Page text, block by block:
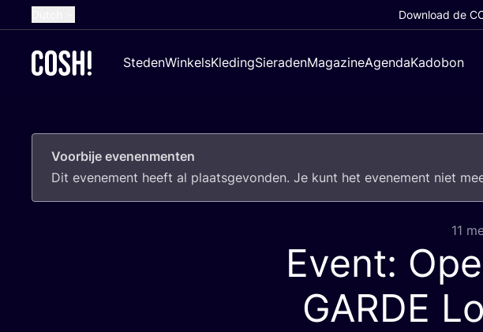
French
German
Croatian
Download de
StedenWinkelsKledingSieradenMagazineAgendaKadobon
Voorbije evenenmenten
Dit eve­ne­ment heeft al plaats­ge­von­den. Je kunt het eve­ne­ment niet
11
Event:
GARDE